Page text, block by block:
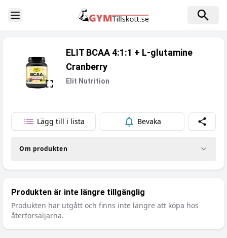
Toggle Sidebar
ELIT BCAA 4:1:1 + L-glutamine
Cranberry
Elit Nutrition
Lägg till i lista Bevaka Dela
Om produkten
Produkten är inte längre tillgänglig
Produkten har utgått och finns inte längre att köpa hos
återförsäljarna.